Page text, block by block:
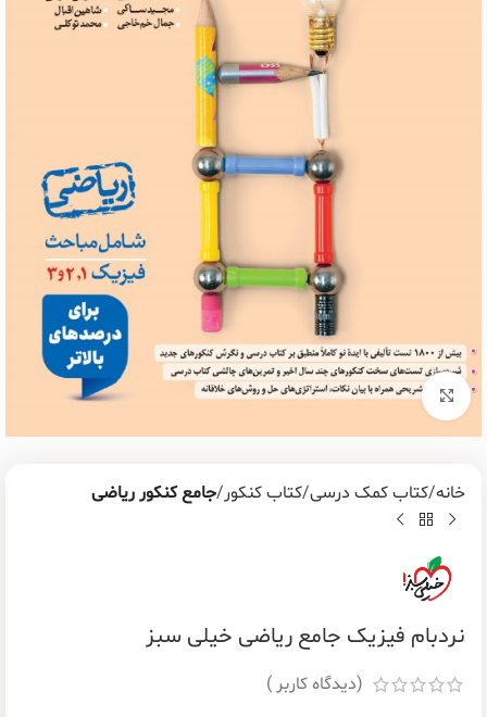
برای بزرگنمایی کلیک کنید
خانه کتاب کمک درسی کتاب کنکور جامع کنکور ریاضی
نردبام فیزیک جامع ریاضی خیلی سبز
(دیدگاه کاربر )